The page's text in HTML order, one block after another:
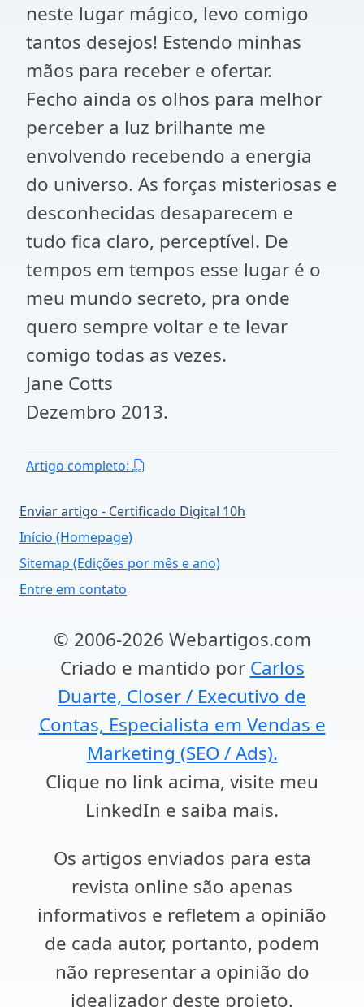
neste lugar mágico, levo comigo
tantos desejos! Estendo minhas
mãos para receber e ofertar.
Fecho ainda os olhos para melhor
perceber a luz brilhante me
envolvendo recebendo a energia
do universo. As forças misteriosas e
desconhecidas desaparecem e
tudo fica claro, perceptível. De
tempos em tempos esse lugar é o
meu mundo secreto, pra onde
quero sempre voltar e te levar
comigo todas as vezes.
Jane Cotts
Dezembro 2013.
Artigo completo:
Enviar artigo - Certificado Digital 10h
Início (Homepage)
Sitemap (Edições por mês e ano)
Entre em contato
© 2006-2026 Webartigos.com
Criado e mantido por Carlos
Duarte, Closer / Executivo de
Contas, Especialista em Vendas e
Marketing (SEO / Ads).
Clique no link acima, visite meu
LinkedIn e saiba mais.
Os artigos enviados para esta
revista online são apenas
informativos e refletem a opinião
de cada autor, portanto, podem
não representar a opinião do
idealizador deste projeto.